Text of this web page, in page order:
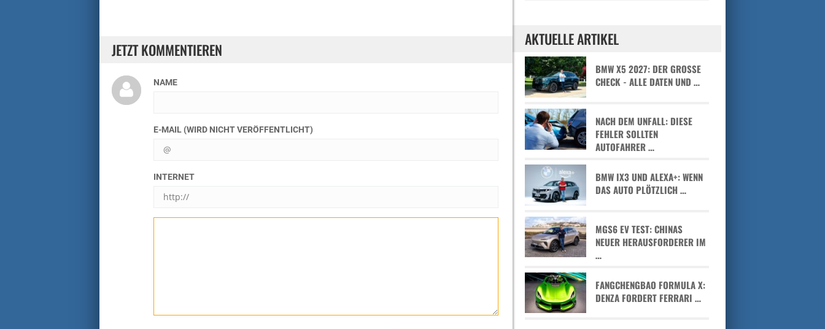
JETZT KOMMENTIEREN
NAME
E-MAIL (WIRD NICHT VERÖFFENTLICHT)
INTERNET
AKTUELLE ARTIKEL
BMW X5 2027: DER GROSSE C
HECK - ALLE DATEN UND …
NACH DEM UNFALL: DIESE
FEHLER SOLLTEN
AUTOFAHRER …
BMW IX3 UND ALEXA+: WENN
DAS AUTO PLÖTZLICH …
MGS6 EV TEST: CHINAS
NEUER HERAUSFORDERER IM
…
FANGCHENGBAO FORMULA X:
DENZA FORDERT FERRARI …